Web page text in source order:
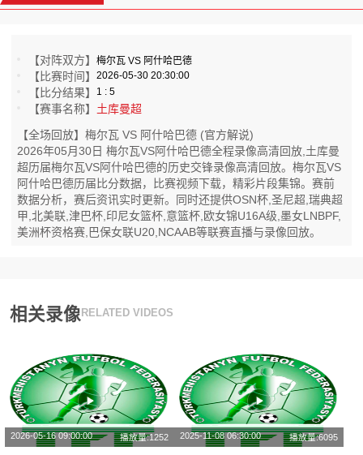
【对阵双方】梅尔瓦 VS 阿什哈巴德
【比赛时间】2026-05-30 20:30:00
【比分结果】 1 : 5
【赛事名称】 土库曼超
【全场回放】梅尔瓦 VS 阿什哈巴德 (官方解说)
2026年05月30日 梅尔瓦VS阿什哈巴德全程录像高清回放,土库曼
超历届梅尔瓦VS阿什哈巴德的历史交锋录像高清回放。梅尔瓦VS
阿什哈巴德历届比分数据，比赛视频下载，精彩片段集锦。赛前
数据分析，赛后资讯实时更新。同时还提供OSN杯,圣尼超,瑞典超
甲,北美联,津巴杯,印尼女篮杯,意篮杯,欧女锦U16A级,墨女LNBPF,
美洲杯资格赛,巴保女联U20,NCAAB等联赛直播与录像回放。
相关录像 RELATED VIDEOS
2026-05-16 09:00:00 播放量:1252 2025-11-08 06:30:00 播放量:6095